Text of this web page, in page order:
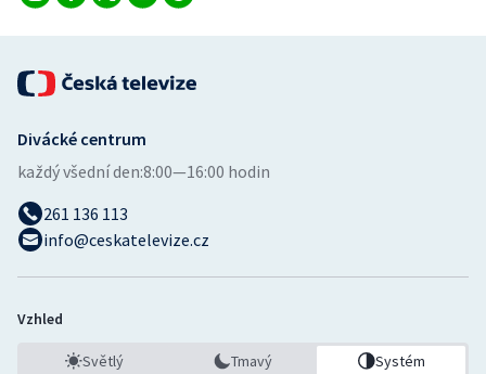
Volejbal
Divácké centrum
každý všední den:8:00—16:00 hodin
261 136 113
info@ceskatelevize.cz
Vzhled
Světlý Tmavý Systém